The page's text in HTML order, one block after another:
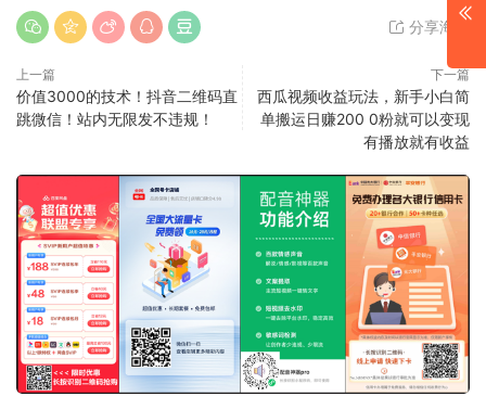
分享海报
上一篇
价值3000的技术！抖音二维码直
跳微信！站内无限发不违规！
下一篇
西瓜视频收益玩法，新手小白简
单搬运日赚200 0粉就可以变现
有播放就有收益